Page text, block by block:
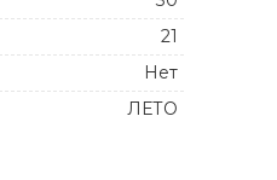
21
Нет
ЛЕТО